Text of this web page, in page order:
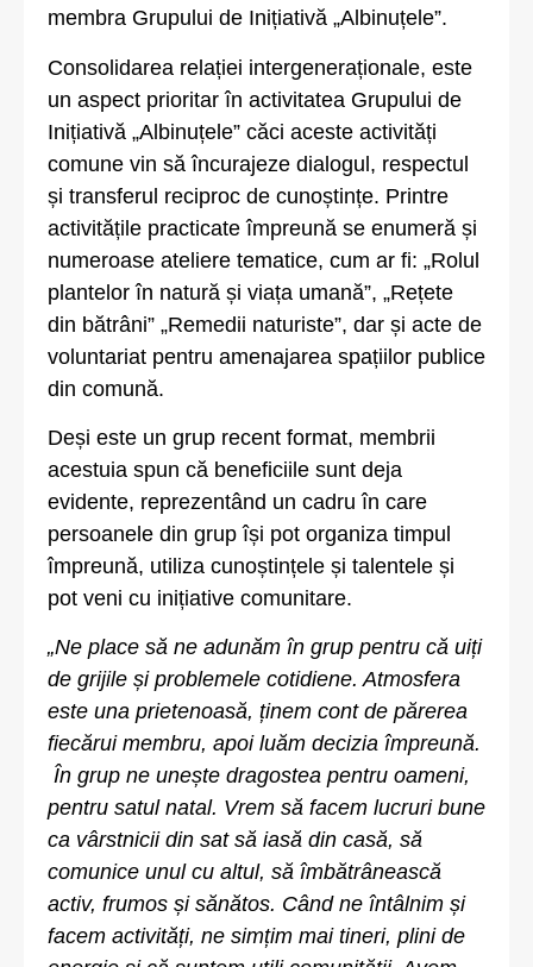
membra Grupului de Inițiativă „Albinuțele”.
Consolidarea relației intergeneraționale, este
un aspect prioritar în activitatea Grupului de
Inițiativă „Albinuțele” căci aceste activități
comune vin să încurajeze dialogul, respectul
și transferul reciproc de cunoștințe. Printre
activitățile practicate împreună se enumeră și
numeroase ateliere tematice, cum ar fi: „Rolul
plantelor în natură și viața umană”, „Rețete
din bătrâni” „Remedii naturiste”, dar și acte de
voluntariat pentru amenajarea spațiilor publice
din comună.
Deși este un grup recent format, membrii
acestuia spun că beneficiile sunt deja
evidente, reprezentând un cadru în care
persoanele din grup își pot organiza timpul
împreună, utiliza cunoștințele și talentele și
pot veni cu inițiative comunitare.
„Ne place să ne adunăm în grup pentru că uiți
de grijile și problemele cotidiene. Atmosfera
este una prietenoasă, ținem cont de părerea
fiecărui membru, apoi luăm decizia împreună.
În grup ne unește dragostea pentru oameni,
pentru satul natal. Vrem să facem lucruri bune
ca vârstnicii din sat să iasă din casă, să
comunice unul cu altul, să îmbătrânească
activ, frumos și sănătos. Când ne întâlnim și
facem activități, ne simțim mai tineri, plini de